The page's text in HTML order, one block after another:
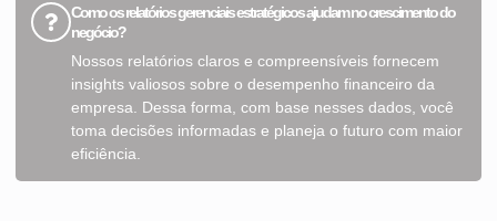
Como os relatórios gerenciais estratégicos ajudam no crescimento do
negócio?
Nossos relatórios claros e compreensíveis fornecem
insights valiosos sobre o desempenho financeiro da
empresa. Dessa forma, com base nesses dados, você
toma decisões informadas e planeja o futuro com maior
eficiência.